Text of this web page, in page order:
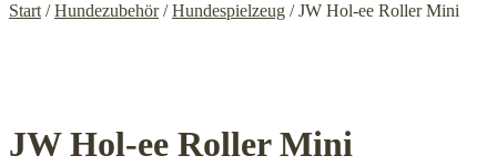
Start /Hundezubehör/Hundespielzeug /JW Hol-ee Roller Mini
JW Hol-ee Roller Mini